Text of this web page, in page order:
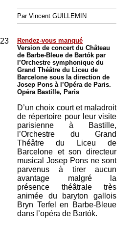
Par Vincent GUILLEMIN
Rendez-vous manqué
Version de concert du Château
de Barbe-Bleue de Bartók par
l’Orchestre symphonique du
Grand Théâtre du Liceu de
Barcelone sous la direction de
Josep Pons à l’Opéra de Paris.
Opéra Bastille, Paris
D’un choix court et maladroit
de répertoire pour leur visite
parisienne à Bastille,
l’Orchestre du Grand
Théâtre du Liceu de
Barcelone et son directeur
musical Josep Pons ne sont
parvenus à tirer aucun
avantage malgré la
présence théâtrale très
animée du baryton gallois
Bryn Terfel en Barbe-Bleue
dans l’opéra de Bartók.